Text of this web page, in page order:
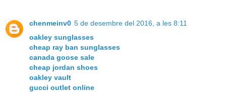
chenmeinv0 5 de desembre del 2016, a les 8:11
oakley sunglasses
cheap ray ban sunglasses
canada goose sale
cheap jordan shoes
oakley vault
gucci outlet online